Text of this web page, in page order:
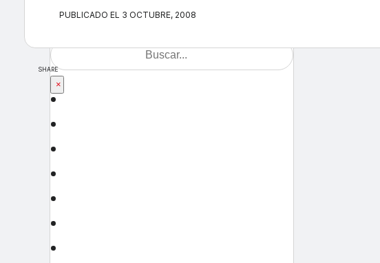
×
PUBLICADO EL 3 OCTUBRE, 2008
SHARE